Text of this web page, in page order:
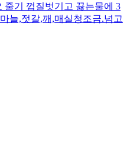
줄기 껍질벗기고 끓는물에 3
늘,젓갈,깨,매실청조금.넘고